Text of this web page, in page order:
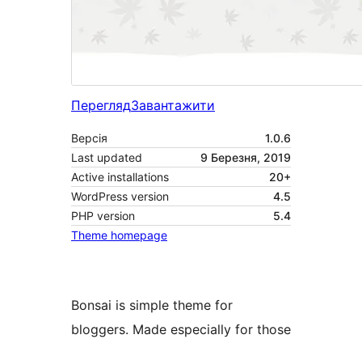
ПереглядЗавантажити
Версія
1.0.6
Last updated
9 Березня, 2019
Active installations
20+
WordPress version
4.5
PHP version
5.4
Theme homepage
Bonsai is simple theme for
bloggers. Made especially for those